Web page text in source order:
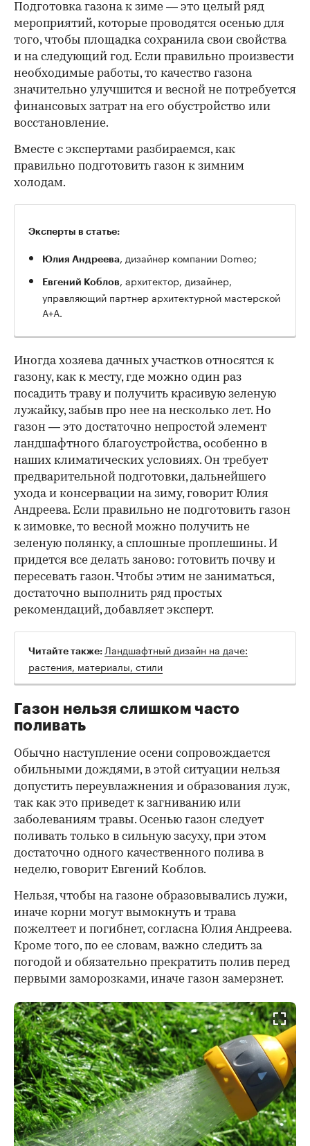
Подготовка газона к зиме — это целый ряд
мероприятий, которые проводятся осенью для
того, чтобы площадка сохранила свои свойства
и на следующий год. Если правильно произвести
необходимые работы, то качество газона
значительно улучшится и весной не потребуется
финансовых затрат на его обустройство или
восстановление.
Вместе с экспертами разбираемся, как
правильно подготовить газон к зимним
холодам.
Эксперты в статье:
Юлия Андреева, дизайнер компании Domeo;
Евгений Коблов, архитектор, дизайнер,
управляющий партнер архитектурной мастерской
А+А.
Иногда хозяева дачных участков относятся к
газону, как к месту, где можно один раз
посадить траву и получить красивую зеленую
лужайку, забыв про нее на несколько лет. Но
газон — это достаточно непростой элемент
ландшафтного благоустройства, особенно в
наших климатических условиях. Он требует
предварительной подготовки, дальнейшего
ухода и консервации на зиму, говорит Юлия
Андреева. Если правильно не подготовить газон
к зимовке, то весной можно получить не
зеленую полянку, а сплошные проплешины. И
придется все делать заново: готовить почву и
пересевать газон. Чтобы этим не заниматься,
достаточно выполнить ряд простых
рекомендаций, добавляет эксперт.
Читайте также: Ландшафтный дизайн на даче:
растения, материалы, стили
Газон нельзя слишком часто
поливать
Обычно наступление осени сопровождается
обильными дождями, в этой ситуации нельзя
допустить переувлажнения и образования луж,
так как это приведет к загниванию или
заболеваниям травы. Осенью газон следует
поливать только в сильную засуху, при этом
достаточно одного качественного полива в
неделю, говорит Евгений Коблов.
Нельзя, чтобы на газоне образовывались лужи,
иначе корни могут вымокнуть и трава
пожелтеет и погибнет, согласна Юлия Андреева.
Кроме того, по ее словам, важно следить за
погодой и обязательно прекратить полив перед
первыми заморозками, иначе газон замерзнет.